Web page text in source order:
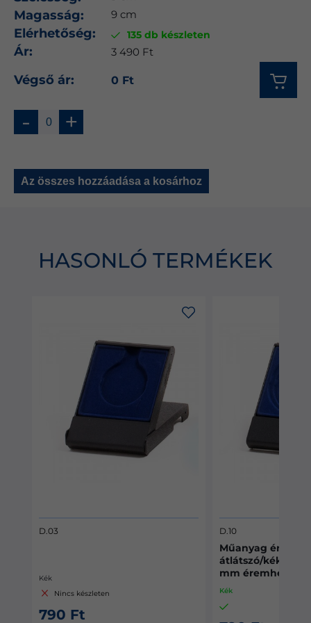
Magasság: 9 cm
Elérhetőség: 135 db készleten
Ár: 3 490 Ft
+
-
Végső ár: 0 Ft
Az összes hozzáadása a kosárhoz
HASONLÓ TERMÉKEK
Műanyag éremdoboz,
átlátszó/kék színben 50/60/70